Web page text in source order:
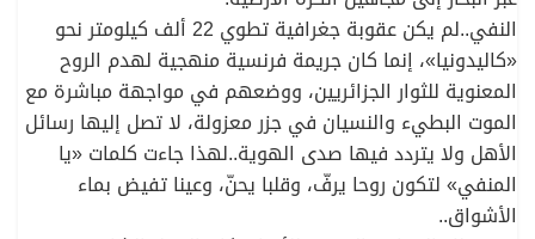
النفي..لم يكن عقوبة جغرافية تطوي 22 ألف كيلومتر نحو
«كاليدونيا»، إنما كان جريمة فرنسية منهجية لهدم الروح
المعنوية للثوار الجزائريين، ووضعهم في مواجهة مباشرة مع
الموت البطيء والنسيان في جزر معزولة، لا تصل إليها رسائل
الأهل ولا يتردد فيها صدى الهوية..لهذا جاءت كلمات «يا
المنفي» لتكون روحا يرفّ، وقلبا يحنّ، وعينا تفيض بماء
الأشواق..